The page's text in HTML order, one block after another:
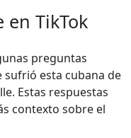
TikTok
preguntas
esta cubana de
Estas respuestas
contexto sobre el